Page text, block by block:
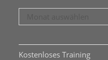
Kostenloses Training